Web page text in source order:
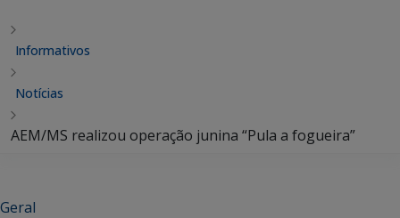
Informativos
Notícias
AEM/MS realizou operação junina “Pula a fogueira”
Geral